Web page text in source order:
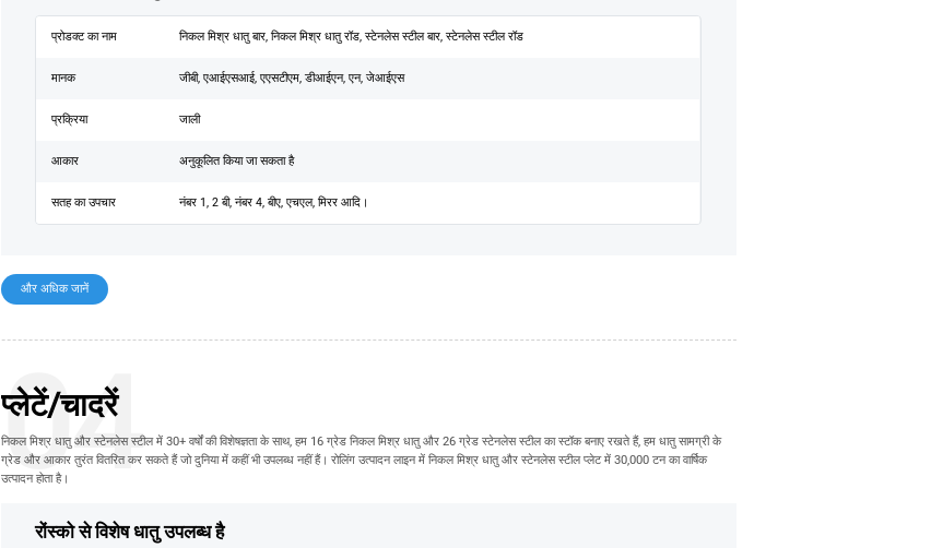
प्रोडक्ट का नाम निकल मिश्र धातु बार, निकल मिश्र धातु रॉड, स्टेनलेस स्टील बार, स्टेनलेस स्टील रॉड
मानक जीबी, एआईएसआई, एएसटीएम, डीआईएन, एन, जेआईएस
प्रक्रिया जाली
आकार अनुकूलित किया जा सकता है
सतह का उपचार नंबर 1, 2 बी, नंबर 4, बीए, एचएल, मिरर आदि।
और अधिक जानें
04
प्लेटें/चादरें
निकल मिश्र धातु और स्टेनलेस स्टील में 30+ वर्षों की विशेषज्ञता के साथ, हम 16 ग्रेड निकल मिश्र धातु और 26 ग्रेड स्टेनलेस स्टील का स्टॉक बनाए रखते हैं, हम धातु सामग्री के
ग्रेड और आकार तुरंत वितरित कर सकते हैं जो दुनिया में कहीं भी उपलब्ध नहीं हैं। रोलिंग उत्पादन लाइन में निकल मिश्र धातु और स्टेनलेस स्टील प्लेट में 30,000 टन का वार्षिक
उत्पादन होता है।
रोंस्को से विशेष धातु उपलब्ध है